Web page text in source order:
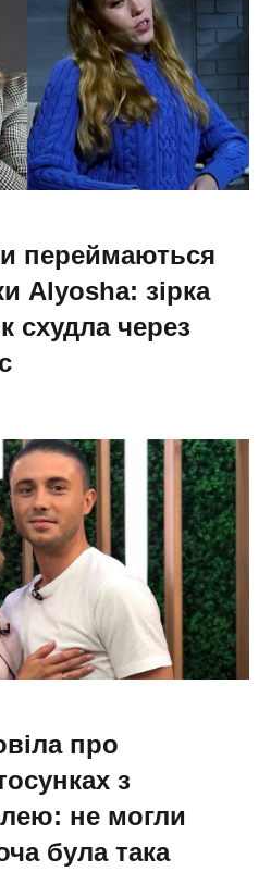
переймаються
Alyosha: зірка
схудла через
про
з
не могли
була така